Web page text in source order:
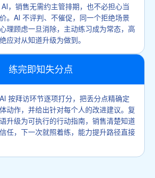
，销售无需约主管排期，也不必担心当
。AI 不评判、不催促，同一个拒绝场景
理顾虑一旦消除，主动练习成为常态，高
应对从知道升级为做到。
练完即知失分点
按拜访环节逐项打分，把丢分点精确定
动作，并给出针对每个人的改进建议。复
升级为可执行的行动指南，销售清楚知道
任，下一次就照着练，能力提升路径直接